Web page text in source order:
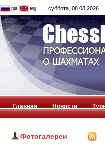
суббота, 08.08.2026
Главная Новости
Фотогалереи